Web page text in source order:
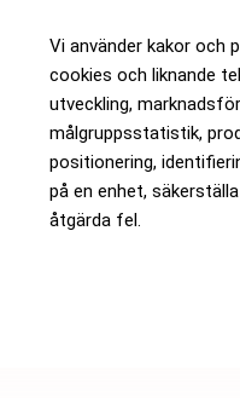
Vi använder kakor och
cookies och liknande
utveckling,
målgruppsstatistik,
positionering,
på en enhet,
åtgärda fel.